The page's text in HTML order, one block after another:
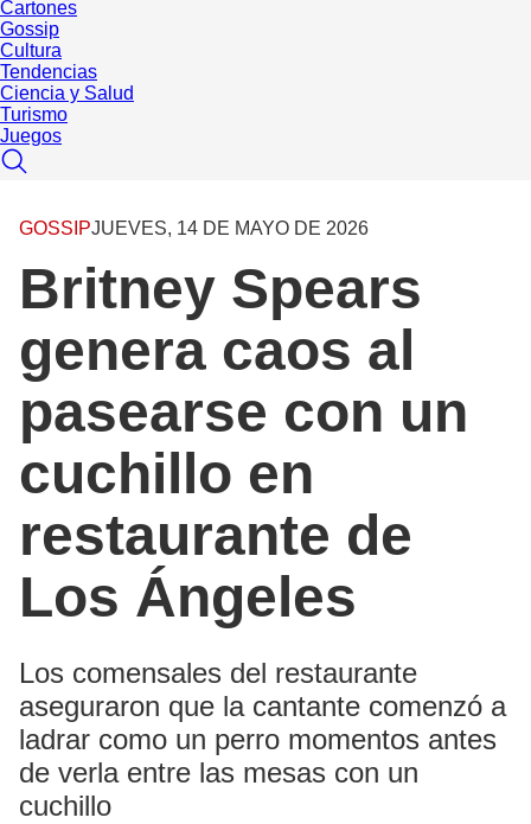
Cartones
Gossip
Cultura
Tendencias
Ciencia y Salud
Turismo
Juegos
GOSSIPJUEVES, 14 DE MAYO DE 2026
Britney Spears
genera caos al
pasearse con un
cuchillo en
restaurante de
Los Ángeles
Los comensales del restaurante
aseguraron que la cantante comenzó a
ladrar como un perro momentos antes
de verla entre las mesas con un
cuchillo